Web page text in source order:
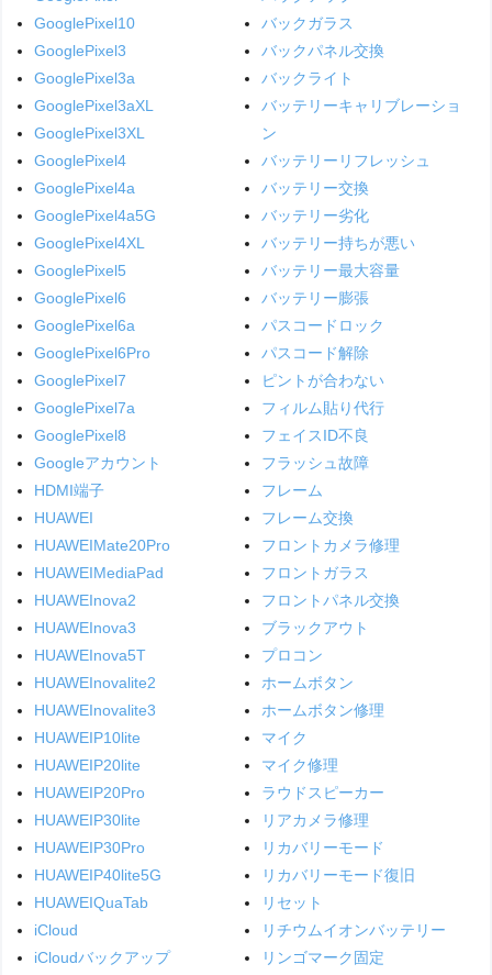
GooglePixel10
GooglePixel3
GooglePixel3a
GooglePixel3aXL
GooglePixel3XL
GooglePixel4
GooglePixel4a
GooglePixel4a5G
GooglePixel4XL
GooglePixel5
GooglePixel6
GooglePixel6a
GooglePixel6Pro
GooglePixel7
GooglePixel7a
GooglePixel8
Googleアカウント
HDMI端子
HUAWEI
HUAWEIMate20Pro
HUAWEIMediaPad
HUAWEInova2
HUAWEInova3
HUAWEInova5T
HUAWEInovalite2
HUAWEInovalite3
HUAWEIP10lite
HUAWEIP20lite
HUAWEIP20Pro
HUAWEIP30lite
HUAWEIP30Pro
HUAWEIP40lite5G
HUAWEIQuaTab
iCloud
iCloudバックアップ
バックガラス
バックパネル交換
バックライト
バッテリーキャリブレーショ
ン
バッテリーリフレッシュ
バッテリー交換
バッテリー劣化
バッテリー持ちが悪い
バッテリー最大容量
バッテリー膨張
パスコードロック
パスコード解除
ピントが合わない
フィルム貼り代行
フェイスID不良
フラッシュ故障
フレーム
フレーム交換
フロントカメラ修理
フロントガラス
フロントパネル交換
ブラックアウト
プロコン
ホームボタン
ホームボタン修理
マイク
マイク修理
ラウドスピーカー
リアカメラ修理
リカバリーモード
リカバリーモード復旧
リセット
リチウムイオンバッテリー
リンゴマーク固定